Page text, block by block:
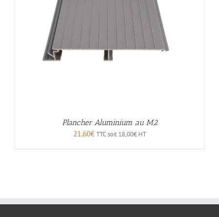
Plancher Aluminium au M2
21,60€ TTC soit 18,00€HT